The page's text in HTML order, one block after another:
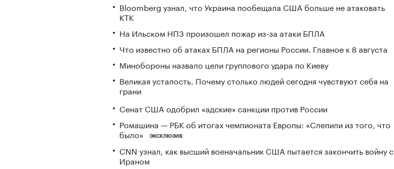
Bloomberg узнал, что Украина пообещала США больше не атаковать
КТК
На Ильском НПЗ произошел пожар из-за атаки БПЛА
Что известно об атаках БПЛА на регионы России. Главное к 8 августа
Минобороны назвало цели группового удара по Киеву
Великая усталость. Почему столько людей сегодня чувствуют себя на
грани
Сенат США одобрил «адские» санкции против России
Ромашина — РБК об итогах чемпионата Европы: «Слепили из того, что
было»
ЭКСКЛЮЗИВ
CNN узнал, как высший военачальник США пытается закончить войну с
Ираном